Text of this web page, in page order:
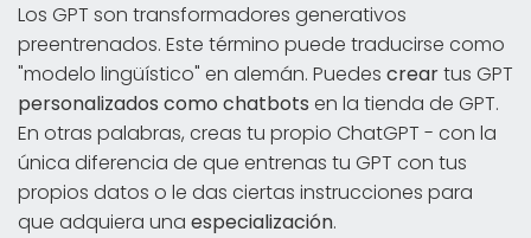
Los GPT son transformadores generativos
preentrenados. Este término puede traducirse como
"modelo lingüístico" en alemán. Puedes creartus GPT
personalizados como chatbots en la tienda de GPT.
En otras palabras, creas tu propio ChatGPT - con la
única diferencia de que entrenas tu GPT con tus
propios datos o le das ciertas instrucciones para
que adquiera una especialización.